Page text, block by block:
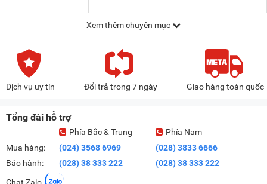
Xem thêm chuyên mục
Dịch vụ uy tín Đổi trả trong 7 ngày Giao hàng toàn quốc
Tổng đài hỗ trợ
Mua hàng:
Bảo hành:
Phía Bắc & Trung
(024) 3568 6969
(028) 38 333 222
Phía Nam
(028) 3833 6666
(028) 38 333 222
Chat Zalo